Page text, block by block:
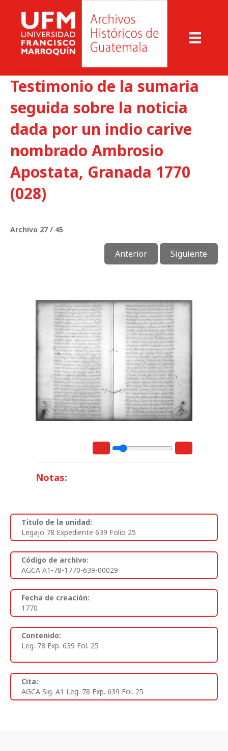
Testimonio de la sumaria
seguida sobre la noticia
dada por un indio carive
nombrado Ambrosio
Apostata, Granada 1770
(028)
Archivo 27 / 45
Anterior Siguiente
Notas:
Titulo de la unidad:
Legajo 78 Expediente 639 Folio 25
Código de archivo:
AGCA A1-78-1770-639-00029
Fecha de creación:
1770
Contenido:
Leg. 78 Exp. 639 Fol. 25
Cita:
AGCA Sig. A1 Leg. 78 Exp. 639 Fol. 25